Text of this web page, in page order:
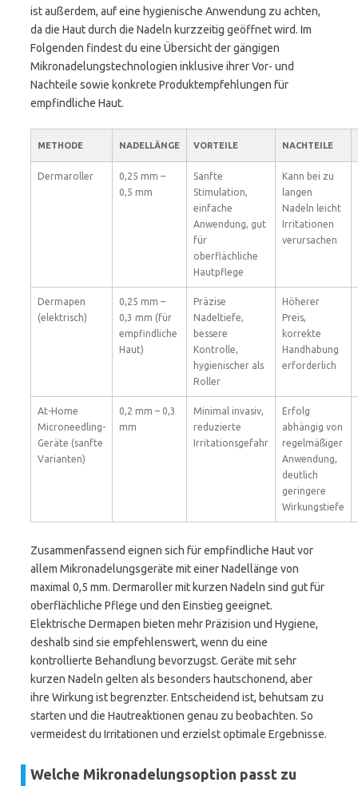
ist außerdem, auf eine hygienische Anwendung zu achten,
da die Haut durch die Nadeln kurzzeitig geöffnet wird. Im
Folgenden findest du eine Übersicht der gängigen
Mikronadelungstechnologien inklusive ihrer Vor- und
Nachteile sowie konkrete Produktempfehlungen für
empfindliche Haut.
METHODE NADELLÄNGE VORTEILE NACHTEILE
Dermaroller
0,25 mm –
0,5 mm
Sanfte
Stimulation,
einfache
Anwendung, gut
für
oberflächliche
Hautpflege
Kann bei zu
langen
Nadeln leicht
Irritationen
verursachen
Dermapen
(elektrisch)
0,25 mm –
0,3 mm (für
empfindliche
Haut)
Präzise
Nadeltiefe,
bessere
Kontrolle,
hygienischer als
Roller
Höherer
Preis,
korrekte
Handhabung
erforderlich
At-Home
Microneedling-
Geräte (sanfte
Varianten)
0,2 mm – 0,3
mm
Minimal invasiv,
reduzierte
Irritationsgefahr
Erfolg
abhängig von
regelmäßiger
Anwendung,
deutlich
geringere
Wirkungstiefe
Zusammenfassend eignen sich für empfindliche Haut vor
allem Mikronadelungsgeräte mit einer Nadellänge von
maximal 0,5 mm. Dermaroller mit kurzen Nadeln sind gut für
oberflächliche Pflege und den Einstieg geeignet.
Elektrische Dermapen bieten mehr Präzision und Hygiene,
deshalb sind sie empfehlenswert, wenn du eine
kontrollierte Behandlung bevorzugst. Geräte mit sehr
kurzen Nadeln gelten als besonders hautschonend, aber
ihre Wirkung ist begrenzter. Entscheidend ist, behutsam zu
starten und die Hautreaktionen genau zu beobachten. So
vermeidest du Irritationen und erzielst optimale Ergebnisse.
Welche Mikronadelungsoption passt zu